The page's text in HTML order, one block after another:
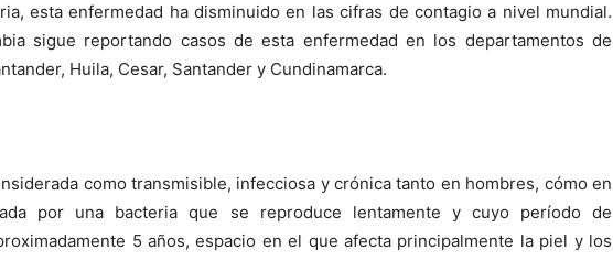
esta enfermedad ha disminuido en las cifras de contagio a nivel mundial.
sigue reportando casos de esta enfermedad en los departamentos de
Huila, Cesar, Santander y Cundinamarca.
como transmisible, infecciosa y crónica tanto en hombres, cómo en
por una bacteria que se reproduce lentamente y cuyo período de
5 años, espacio en el que afecta principalmente la piel y los